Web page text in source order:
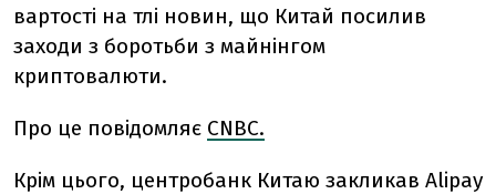
вартості на тлі новин, що Китай посилив
заходи з боротьби з майнінгом
криптовалюти.
Про це повідомляє CNBC.
Крім цього, центробанк Китаю закликав Alipay